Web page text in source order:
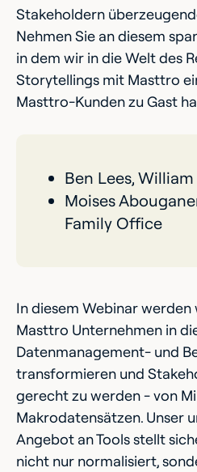
Stakeholdern
Nehmen Sie an diesem
in dem wir in die Welt des
Storytellings mit Masttro
Masttro-Kunden zu Gast
Ben Lees,
Moises
Family Office
In diesem Webinar werden
Masttro Unternehmen in
Datenmanagement- und
transformieren und
gerecht zu werden - von
Makrodatensätzen. Unser
Angebot an Tools stellt
nicht nur normalisiert,